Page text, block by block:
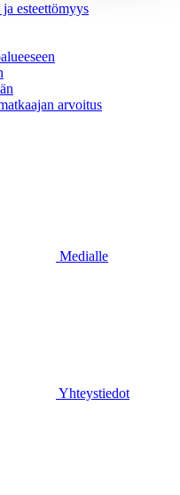
esteettömyys
arvoitus
Medialle
Yhteystiedot